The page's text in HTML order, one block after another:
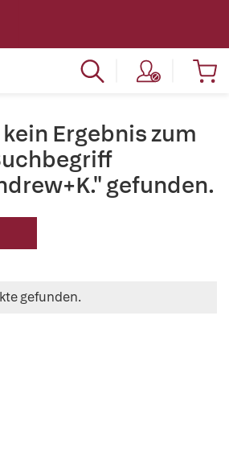
Ergebnis zum
gefunden.
gefunden.